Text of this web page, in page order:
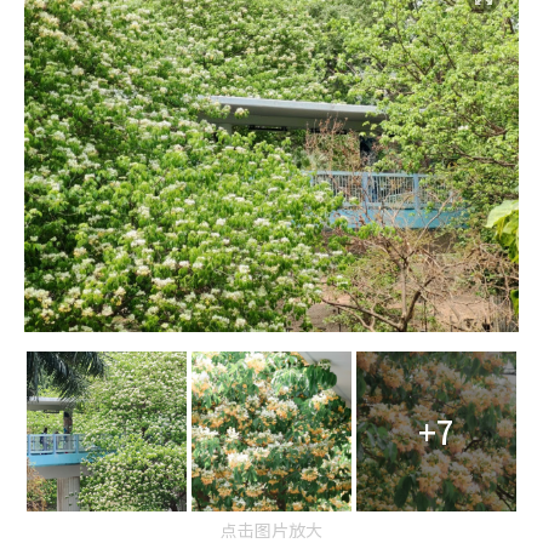
+7
点击图片放大